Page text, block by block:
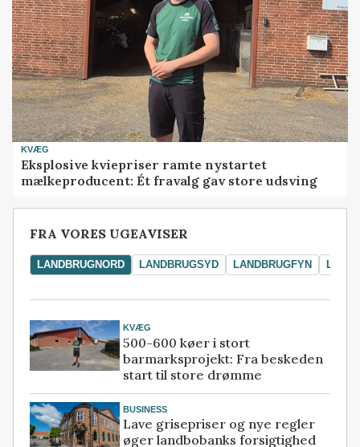
KVÆG
Eksplosive kviepriser ramte nystartet
mælkeproducent: Ét fravalg gav store udsving
FRA VORES UGEAVISER
LANDBRUGNORD LANDBRUGSYD LANDBRUGFYN
KVÆG
500-600 køer i stort
barmarksprojekt: Fra beskeden
start til store drømme
BUSINESS
Lave grisepriser og nye regler
øger landbobanks forsigtighed